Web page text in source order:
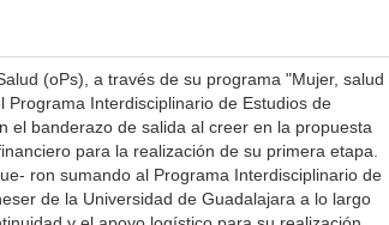
(oPs), a través de su programa "Mujer, salud
Interdisciplinario de Estudios de
el banderazo de salida al creer en la propuesta
para la realización de su primera etapa.
ron sumando al Programa Interdisciplinario de
de la Universidad de Guadalajara a lo largo